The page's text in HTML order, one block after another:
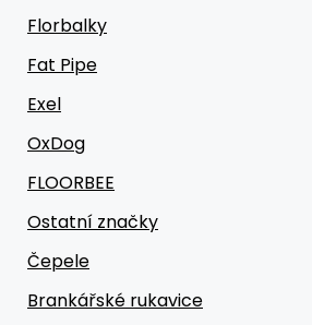
Florbalky
Fat Pipe
Exel
OxDog
FLOORBEE
Ostatní značky
Čepele
Brankářské rukavice